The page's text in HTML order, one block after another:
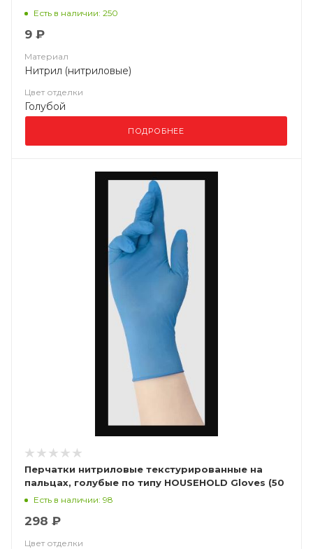
Есть в наличии: 250
9 ₽
Материал
Нитрил (нитриловые)
Цвет отделки
Голубой
ПОДРОБНЕЕ
Перчатки нитриловые текстурированные на
пальцах, голубые по типу HOUSEHOLD Gloves (50
пар), Калибр Libry
Есть в наличии: 98
298 ₽
Цвет отделки